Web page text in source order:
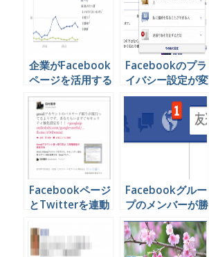
企業がFacebook
ページを活用する
時毎日チェックす
るべき３つの指標
Facebookのプラ
イバシー設定が変
更されています
（2013年1月更
新）
Facebookページ
とTwitterを連動
Facebookグルー
プのメンバーが勝
手に友達を招待で
きないようにする
方法